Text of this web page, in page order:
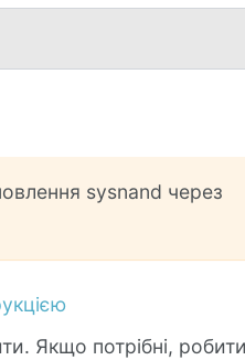
sysnand через
Якщо потрібні, робити